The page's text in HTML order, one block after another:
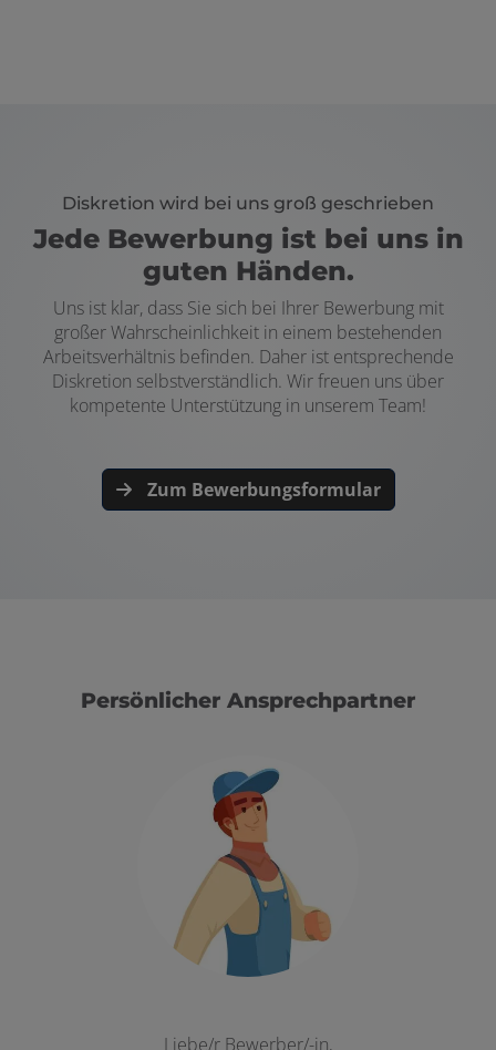
Diskretion wird bei uns groß geschrieben
Jede Bewerbung ist bei uns in
guten Händen.
Uns ist klar, dass Sie sich bei Ihrer Bewerbung mit
großer Wahrscheinlichkeit in einem bestehenden
Arbeitsverhältnis befinden. Daher ist entsprechende
Diskretion selbstverständlich. Wir freuen uns über
kompetente Unterstützung in unserem Team!
Zum Bewerbungsformular
Persönlicher Ansprechpartner
Liebe/r Bewerber/-in,